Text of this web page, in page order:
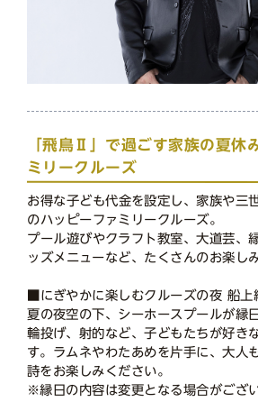
「飛鳥Ⅱ」で過ごす家族の夏休
ミリークルーズ
お得な子ども代金を設定し、家族や三
のハッピーファミリークルーズ。
プール遊びやクラフト教室、大道芸、
ッズメニューなど、たくさんのお楽し
■にぎやかに楽しむクルーズの夜 船上
夏の夜空の下、シーホースプールが縁
輪投げ、射的など、子どもたちが好き
す。ラムネやわたあめを片手に、大人
詩をお楽しみください。
※縁日の内容は変更となる場合がござい